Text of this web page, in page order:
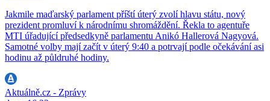
Jakmile maďarský parlament příští úterý zvolí hlavu státu, nový
prezident promluví k národnímu shromáždění. Řekla to agentuře
MTI úřadující předsedkyně parlamentu Anikó Hallerová Nagyová.
Samotné volby mají začít v úterý 9:40 a potrvají podle očekávání asi
hodinu až půldruhé hodiny.
Aktuálně.cz - Zprávy